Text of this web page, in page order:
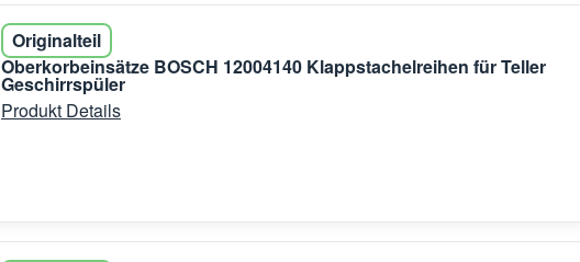
Originalteil
Oberkorbeinsätze BOSCH 12004140 Klappstachelreihen für Teller
Geschirrspüler
Produkt Details